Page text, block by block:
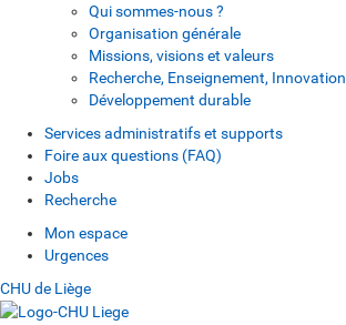
Qui sommes-nous ?
Organisation générale
Missions, visions et valeurs
Recherche, Enseignement, Innovation
Développement durable
Services administratifs et supports
Foire aux questions (FAQ)
Jobs
Recherche
Mon espace
Urgences
CHU de Liège